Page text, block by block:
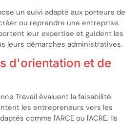
un suivi adapté aux porteurs de
ou reprendre une entreprise.
leur expertise et guident les
leurs démarches administratives.
d'orientation et de
Travail évaluent la faisabilité
les entrepreneurs vers les
comme l'ARCE ou l'ACRE. Ils